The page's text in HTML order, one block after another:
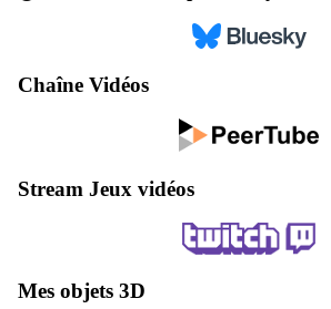
Chaîne Vidéos
Stream Jeux vidéos
Mes objets 3D